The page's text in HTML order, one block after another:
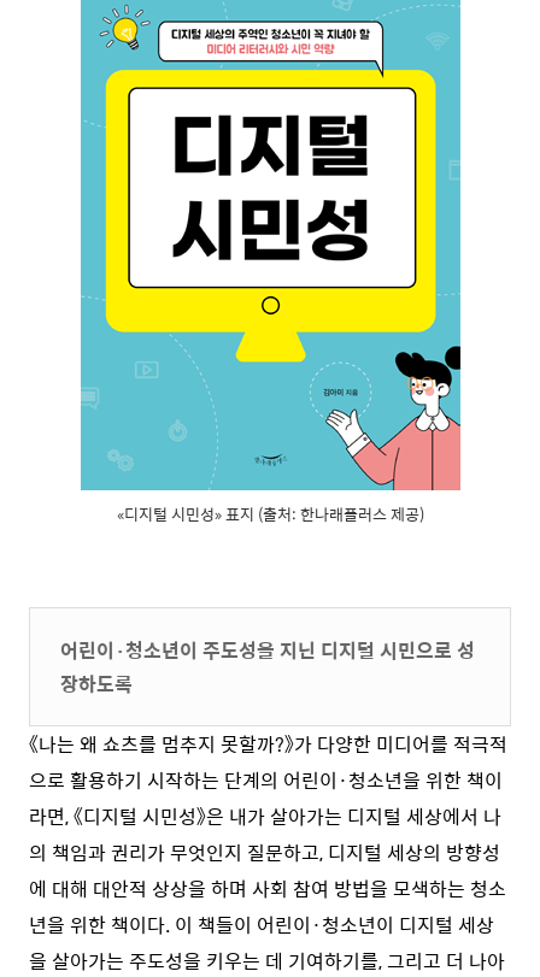
«디지털 시민성» 표지 (출처: 한나래플러스 제공)
어린이·청소년이 주도성을 지닌 디지털 시민으로 성
장하도록
《나는 왜 쇼츠를 멈추지 못할까?》가 다양한 미디어를 적극적
으로 활용하기 시작하는 단계의 어린이·청소년을 위한 책이
라면, 《디지털 시민성》은 내가 살아가는 디지털 세상에서 나
의 책임과 권리가 무엇인지 질문하고, 디지털 세상의 방향성
에 대해 대안적 상상을 하며 사회 참여 방법을 모색하는 청소
년을 위한 책이다. 이 책들이 어린이·청소년이 디지털 세상
을 살아가는 주도성을 키우는 데 기여하기를, 그리고 더 나아